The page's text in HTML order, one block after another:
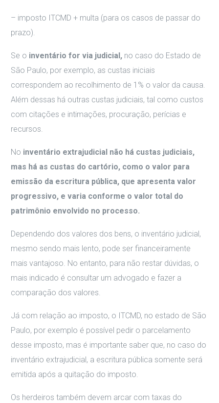
– imposto ITCMD + multa (para os casos de passar do
prazo).
Se o inventário for via judicial, no caso do Estado de
São Paulo, por exemplo, as custas iniciais
correspondem ao recolhimento de 1% o valor da causa.
Além dessas há outras custas judiciais, tal como custos
com citações e intimações, procuração, perícias e
recursos.
No inventário extrajudicial não há custas judiciais,
mas há as custas do cartório, como o valor para
emissão da escritura pública, que apresenta valor
progressivo, e varia conforme o valor total do
patrimônio envolvido no processo.
Dependendo dos valores dos bens, o inventário judicial,
mesmo sendo mais lento, pode ser financeiramente
mais vantajoso. No entanto, para não restar dúvidas, o
mais indicado é consultar um advogado e fazer a
comparação dos valores.
Já com relação ao imposto, o ITCMD, no estado de São
Paulo, por exemplo é possível pedir o parcelamento
desse imposto, mas é importante saber que, no caso do
inventário extrajudicial, a escritura pública somente será
emitida após a quitação do imposto.
Os herdeiros também devem arcar com taxas do